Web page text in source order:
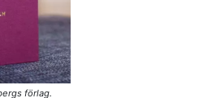
förlag.